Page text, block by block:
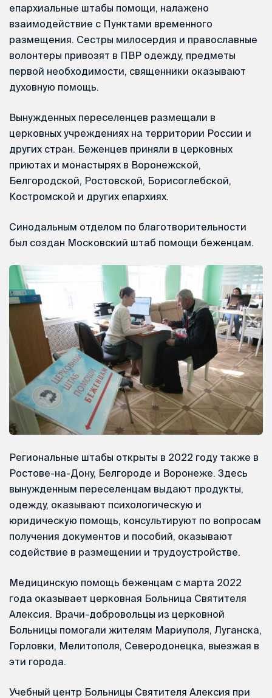
епархиальные штабы помощи, налажено
взаимодействие с Пунктами временного
размещения. Сестры милосердия и православные
волонтеры привозят в ПВР одежду, предметы
первой необходимости, священники оказывают
духовную помощь.
Вынужденных переселенцев размещали в
церковных учреждениях на территории России и
других стран. Беженцев приняли в церковных
приютах и монастырях в Воронежской,
Белгородской, Ростовской, Борисоглебской,
Костромской и других епархиях.
Синодальным отделом по благотворительности
был создан Московский штаб помощи беженцам.
Региональные штабы открыты в 2022 году также в
Ростове-на-Дону, Белгороде и Воронеже. Здесь
вынужденным переселенцам выдают продукты,
одежду, оказывают психологическую и
юридическую помощь, консультируют по вопросам
получения документов и пособий, оказывают
содействие в размещении и трудоустройстве.
Медицинскую помощь беженцам с марта 2022
года оказывает церковная Больница Святителя
Алексия. Врачи-добровольцы из церковной
Больницы помогали жителям Мариуполя, Луганска,
Горловки, Мелитополя, Северодонецка, выезжая в
эти города.
Учебный центр Больницы Святителя Алексия при